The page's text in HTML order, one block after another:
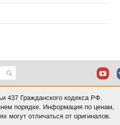
437 Гражданского кодекса РФ.
порядке. Информация по ценам,
могут отличаться от оригиналов.